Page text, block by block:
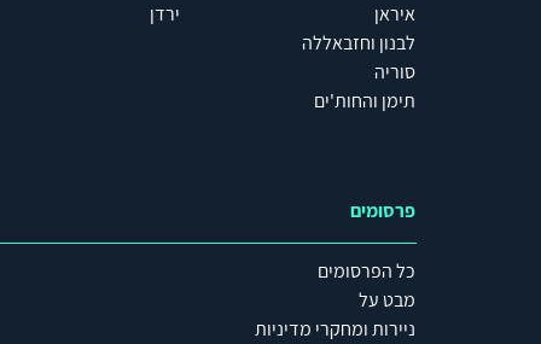
איראן
לבנון וחזבאללה
סוריה
תימן והחות'ים
ירדן
פרסומים
כל הפרסומים
מבט על
ניירות ומחקרי מדיניות